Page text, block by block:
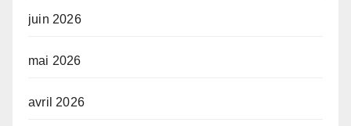
juin 2026
mai 2026
avril 2026